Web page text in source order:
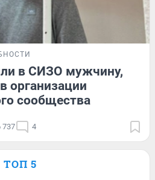
в СИЗО мужчину,
организации
сообщества
737 4
ТОП 5